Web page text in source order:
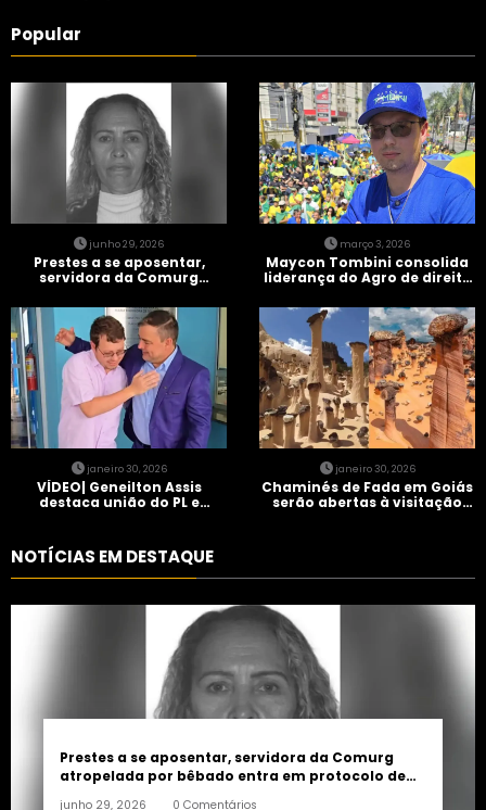
Popular
junho 29, 2026
Prestes a se aposentar,
servidora da Comurg
entra em protocolo de
morte encefálica
março 3, 2026
Maycon Tombini consolida
liderança do Agro de direita
Brasil” em Goiânia
janeiro 30, 2026
VÍDEO| Geneilton Assis
destaca união do PL e
janeiro 30, 2026
Chaminés de Fada em Goiás
serão abertas à visitação
NOTÍCIAS EM DESTAQUE
Prestes a se aposentar, servidora da Comurg
atropelada por bêbado entra em protocolo de
junho 29, 2026 0 Comentários